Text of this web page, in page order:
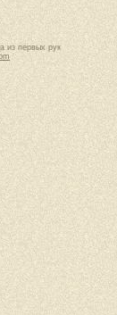
из первых рук